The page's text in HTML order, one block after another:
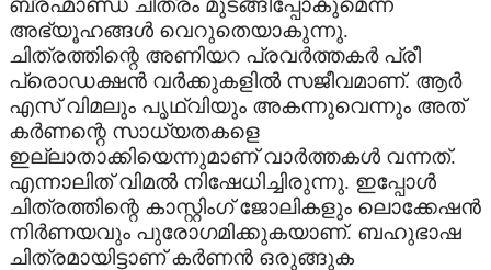
LATEST
OTHER LANGUAGE
STARBYTE
STARBYTES
TV
ബ്രഹ്മാണ്ഡ ചിത്രം മുടങ്ങിപ്പോകുമെന്ന
അഭ്യൂഹങ്ങള്‍ വെറുതെയാകുന്നു.
ചിത്രത്തിന്റെ അണിയറ പ്രവര്‍ത്തകര്‍ പ്രീ
പ്രൊഡക്ഷന്‍ വര്‍ക്കുകളില്‍ സജീവമാണ്. ആര്‍
എസ് വിമലും പൃഥ്വിയും അകന്നുവെന്നും അത്
കര്‍ണന്റെ സാധ്യതകളെ
ഇല്ലാതാക്കിയെന്നുമാണ് വാര്‍ത്തകള്‍ വന്നത്.
എന്നാലിത് വിമല്‍ നിഷേധിച്ചിരുന്നു. ഇപ്പോള്‍
ചിത്രത്തിന്റെ കാസ്റ്റിംഗ് ജോലികളും ലൊക്കേഷന്‍
നിര്‍ണയവും പുരോഗമിക്കുകയാണ്. ബഹുഭാഷ
ചിത്രമായിട്ടാണ് കര്‍ണന്‍ ഒരുങ്ങുക